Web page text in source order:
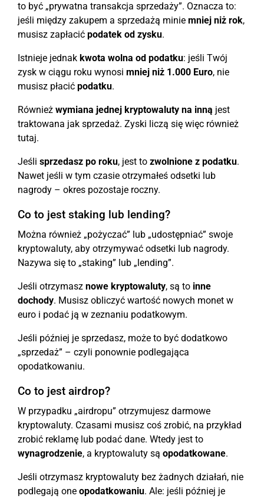
to być „prywatna transakcja sprzedaży”. Oznacza to:
jeśli między zakupem a sprzedażą minie mniej niż rok,
musisz zapłacić podatek od zysku.
Istnieje jednak kwota wolna od podatku: jeśli Twój
zysk w ciągu roku wynosi mniej niż 1.000 Euro, nie
musisz płacić podatku.
Również wymiana jednej kryptowaluty na inną jest
traktowana jak sprzedaż. Zyski liczą się więc również
tutaj.
Jeśli sprzedasz po roku, jest to zwolnione z podatku.
Nawet jeśli w tym czasie otrzymałeś odsetki lub
nagrody – okres pozostaje roczny.
Co to jest staking lub lending?
Można również „pożyczać” lub „udostępniać” swoje
kryptowaluty, aby otrzymywać odsetki lub nagrody.
Nazywa się to „staking” lub „lending”.
Jeśli otrzymasz nowe kryptowaluty, są to inne
dochody. Musisz obliczyć wartość nowych monet w
euro i podać ją w zeznaniu podatkowym.
Jeśli później je sprzedasz, może to być dodatkowo
„sprzedaż” – czyli ponownie podlegająca
opodatkowaniu.
Co to jest airdrop?
W przypadku „airdropu” otrzymujesz darmowe
kryptowaluty. Czasami musisz coś zrobić, na przykład
zrobić reklamę lub podać dane. Wtedy jest to
wynagrodzenie, a kryptowaluty są opodatkowane.
Jeśli otrzymasz kryptowaluty bez żadnych działań, nie
podlegają one opodatkowaniu. Ale: jeśli później je